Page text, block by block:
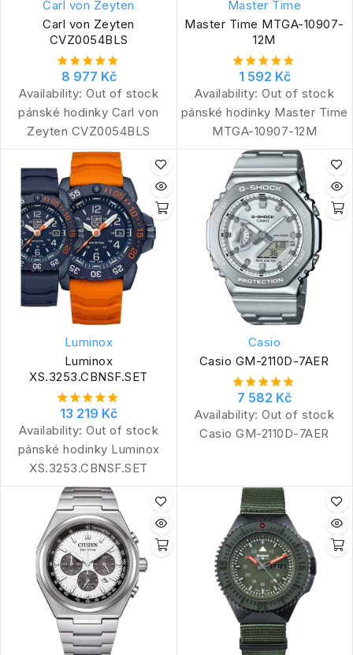
Carl von Zeyten
Carl von Zeyten
CVZ0054BLS
8 977 Kč
Availability: Out of stock
pánské hodinky Carl von
Zeyten CVZ0054BLS
Master Time
Master Time MTGA-10907-
12M
1 592 Kč
Availability: Out of stock
pánské hodinky Master Time
MTGA-10907-12M
Luminox
Luminox
XS.3253.CBNSF.SET
13 219 Kč
Availability: Out of stock
pánské hodinky Luminox
XS.3253.CBNSF.SET
Casio
Casio GM-2110D-7AER
7 582 Kč
Availability: Out of stock
Casio GM-2110D-7AER